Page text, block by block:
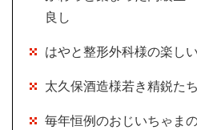
良し
はやと整形外科様の楽し
太久保酒造様若き精鋭た
毎年恒例のおじいちゃま